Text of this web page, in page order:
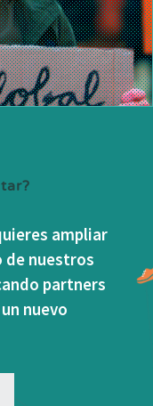
ampliar
de nuestros
partners
nuevo